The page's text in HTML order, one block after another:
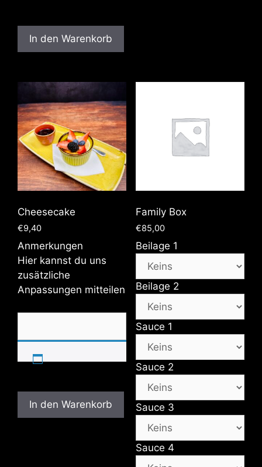
In den Warenkorb
Cheesecake
€9,40
Anmerkungen
Hier kannst du uns
zusätzliche
Anpassungen mitteilen
In den Warenkorb
Family Box
€85,00
Beilage 1
Beilage 2
Sauce 1
Sauce 2
Sauce 3
Sauce 4